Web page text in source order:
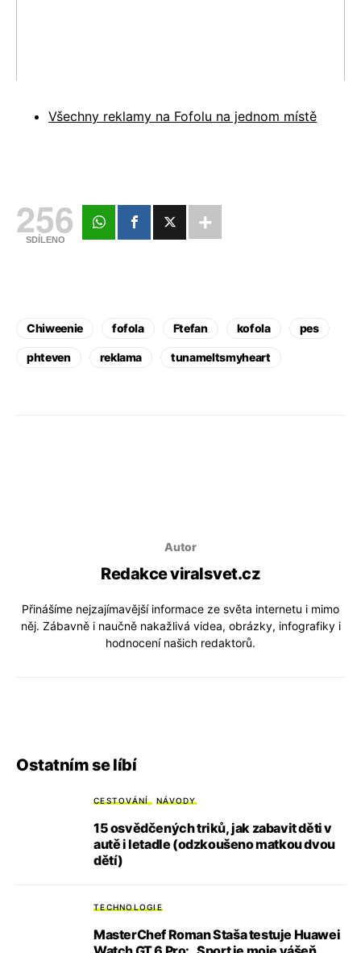
Všechny reklamy na Fofolu na jednom místě
256
SDÍLENO
Chiweenie fofola Ftefan kofola pes
phteven reklama tunameltsmyheart
Autor
Redakce viralsvet.cz
Přinášíme nejzajímavější informace ze světa internetu i mimo
něj. Zábavně i naučně nakažlivá videa, obrázky, infografiky i
hodnocení našich redaktorů.
Ostatním se líbí
CESTOVÁNÍ NÁVODY
15 osvědčených triků, jak zabavit děti v
autě i letadle (odzkoušeno matkou dvou
dětí)
TECHNOLOGIE
MasterChef Roman Staša testuje Huawei